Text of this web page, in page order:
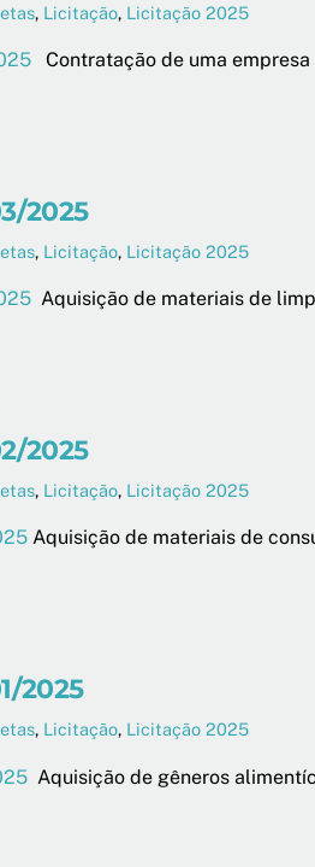
, Licitação, Licitação 2025
Contratação de uma
2025
, Licitação, Licitação 2025
Aquisição de materiais de
2025
, Licitação, Licitação 2025
Aquisição de materiais de
2025
, Licitação, Licitação 2025
Aquisição de gêneros